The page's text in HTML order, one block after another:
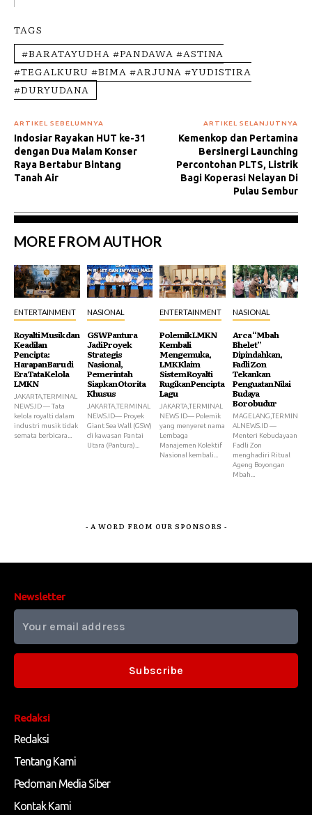
TAGS
#BARATAYUDHA #PANDAWA #ASTINA
#TEGALKURU #BIMA #ARJUNA #YUDISTIRA
#DURYUDANA
ARTIKEL SEBELUMNYA
Indosiar Rayakan HUT ke-31
dengan Dua Malam Konser
Raya Bertabur Bintang
Tanah Air
ARTIKEL SELANJUTNYA
Kemenkop dan Pertamina
Bersinergi Launching
Percontohan PLTS, Listrik
Bagi Koperasi Nelayan Di
Pulau Sembur
MORE FROM AUTHOR
ENTERTAINMENT
Royalti Musik dan
Keadilan
Pencipta:
Harapan Baru di
Era Tata Kelola
LMKN
JAKARTA,TERMINAL
NEWS.ID — Tata
kelola royalti dalam
industri musik tidak
semata berbicara...
NASIONAL
GSW Pantura
Jadi Proyek
Strategis
Nasional,
Pemerintah
Siapkan Otorita
Khusus
JAKARTA,TERMINAL
NEWS.ID— Proyek
Giant Sea Wall (GSW)
di kawasan Pantai
Utara (Pantura)...
ENTERTAINMENT
Polemik LMKN
Kembali
Mengemuka,
LMK Klaim
Sistem Royalti
Rugikan Pencipta
Lagu
JAKARTA,TERMINAL
NEWS ID— Polemik
yang menyeret nama
Lembaga
Manajemen Kolektif
Nasional kembali...
NASIONAL
Arca “Mbah
Bhelet”
Dipindahkan,
Fadli Zon
Tekankan
Penguatan Nilai
Budaya
Borobudur
MAGELANG,TERMIN
ALNEWS.ID —
Menteri Kebudayaan
Fadli Zon
menghadiri Ritual
Ageng Boyongan
Mbah...
- A WORD FROM OUR SPONSORS -
Redaksi
Redaksi
Tentang Kami
Pedoman Media Siber
Kontak Kami
Newsletter
Subscribe